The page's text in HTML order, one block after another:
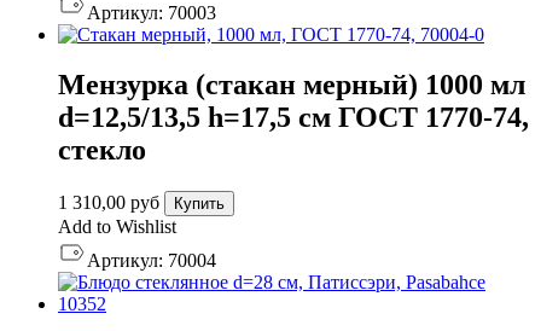
Артикул: 70003
Мензурка (стакан мерный) 1000 мл
d=12,5/13,5 h=17,5 см ГОСТ 1770-74,
стекло
1 310,00 руб Купить
Add to Wishlist
Артикул: 70004